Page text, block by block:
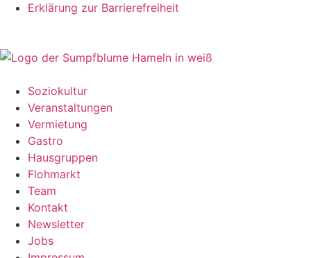
Erklärung zur Barrierefreiheit
Soziokultur
Veranstaltungen
Vermietung
Gastro
Hausgruppen
Flohmarkt
Team
Kontakt
Newsletter
Jobs